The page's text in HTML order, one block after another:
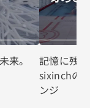
来。
記憶に残
sixinchの
ンジ